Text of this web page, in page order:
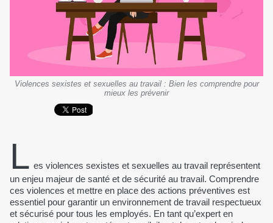
Violences sexistes et sexuelles au travail : Bien les comprendre pour
mieux les prévenir
L es violences sexistes et sexuelles au travail représentent
un enjeu majeur de santé et de sécurité au travail. Comprendre
ces violences et mettre en place des actions préventives est
essentiel pour garantir un environnement de travail respectueux
et sécurisé pour tous les employés. En tant qu’expert en